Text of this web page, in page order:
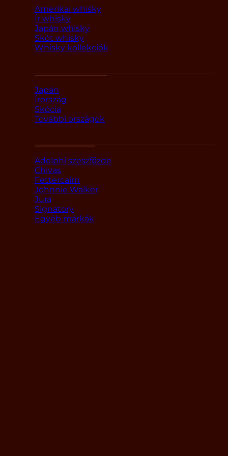
Amerikai whisky
Ír whisky
Japán whisky
Skót whisky
Whisky kollekciók
Japán
Írország
Skócia
További országok
Adelphi szeszfőzde
Chivas
Fettercairn
Johnnie Walker
Jura
Signatory
Egyéb márkák